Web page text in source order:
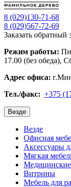
8 (029)130-71-68
8 (029)567-72-69
Заказать обратный
Режим работы:
17.00 (без обеда),
Адрес офиса:
Тел./факс: +375
Везде
Везде
Офисная
Аксессуары
Мягкая
Витрины
Мебель для